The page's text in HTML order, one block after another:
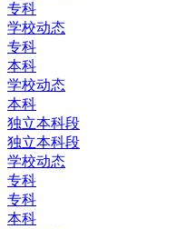
专科
学校动态
专科
本科
学校动态
本科
独立本科段
独立本科段
学校动态
专科
专科
本科